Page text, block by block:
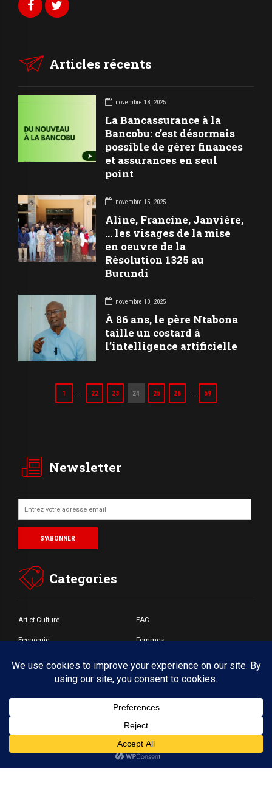
Articles récents
novembre 18, 2025
La Bancassurance à la
Bancobu: c’est désormais
possible de gérer finances
et assurances en seul
point
novembre 15, 2025
Aline, Francine, Janvière,
… les visages de la mise
en oeuvre de la
Résolution 1325 au
Burundi
novembre 10, 2025
À 86 ans, le père Ntabona
taille un costard à
l’intelligence artificielle
1 22 23 24 25 26 59
Newsletter
Categories
Art et Culture EAC
Economie Femmes
Jeunes